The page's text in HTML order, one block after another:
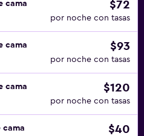
cama
$72
por noche con tasas
cama
$93
por noche con tasas
cama
$120
por noche con tasas
cama
$40